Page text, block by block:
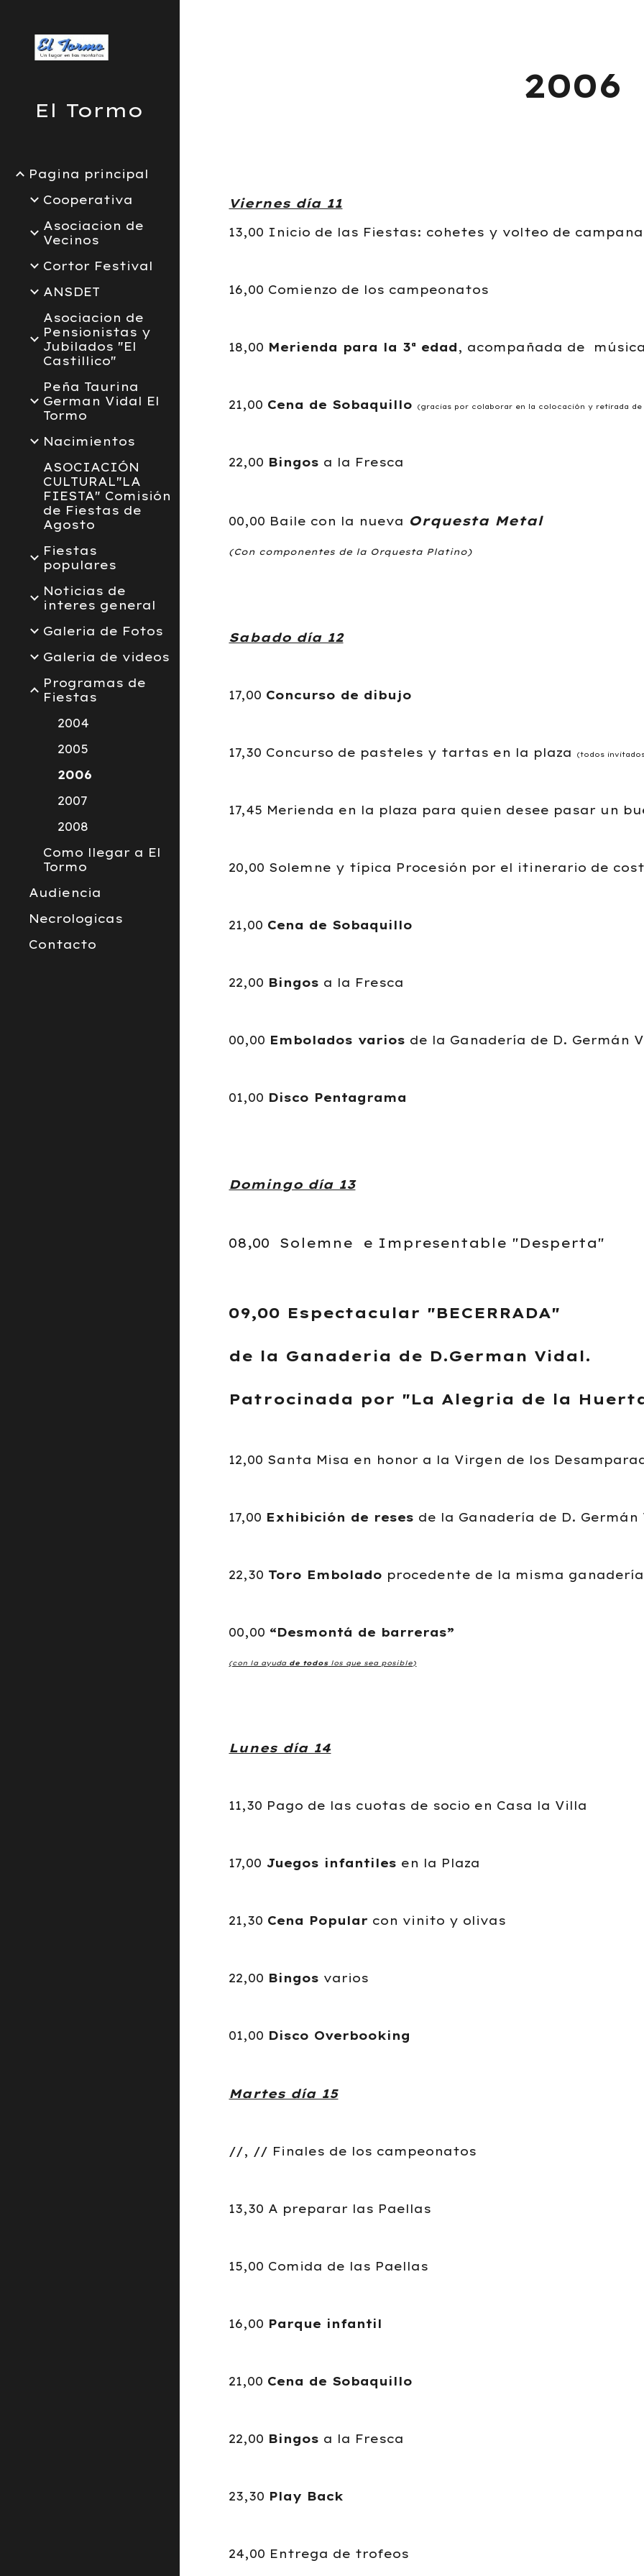
El Tormo
Pagina principal
Cooperativa
Asociacion de
Vecinos
Cortor Festival
ANSDET
Asociacion de
Pensionistas y
Jubilados "El
Castillico"
Peña Taurina
German Vidal El
Tormo
Nacimientos
ASOCIACIÓN
CULTURAL"LA
FIESTA" Comisión
de Fiestas de
Agosto
Fiestas
populares
Noticias de
interes general
Galeria de Fotos
Galeria de videos
Programas de
Fiestas
2004
2005
2006
2007
2008
Como llegar a El
Tormo
Audiencia
Necrologicas
Contacto
2006
Viernes día 11
13,00 Inicio de las Fiestas: cohetes y volteo de
16,00 Comienzo de los campeonatos
18,00 Merienda para la 3ª edad , acompañada de
21,00 Cena de Sobaquillo (gracias por colaborar en la colocación y retirada de
22,00 Bingos a la Fresca
00,00 Baile con la nueva Orquesta Metal
(Con componentes de la Orquesta Platino)
Sabado día 12
17,00 Concurso de dibujo
17,30 Concurso de pasteles y tartas en la plaza (todos
17,45 Merienda en la plaza para quien desee pasar un
20,00 Solemne y típica Procesión por el itinerario de
21,00 Cena de Sobaquillo
22,00 Bingos a la Fresca
00,00 Embolados varios de la Ganadería de D. Germán
01,00 Disco Pentagrama
Domingo día 13
08,00 Solemne e Impresentable "Desperta"
09,00 Espectacular "BECERRADA"
de la Ganaderia de D.German Vidal.
Patrocinada por "La Alegria de la
12,00 Santa Misa en honor a la Virgen de los
17,00 Exhibición de reses de la Ganadería de D. Germán
22,30 Toro Embolado procedente de la misma ganadería
00,00 “Desmontá de barreras”
(con la ayuda de todoslos que sea posible)
Lunes día 14
11,30 Pago de las cuotas de socio en Casa la Villa
17,00 Juegos infantiles en la Plaza
21,30 Cena Popular con vinito y olivas
22,00 Bingos varios
01,00 Disco Overbooking
Martes día 15
//, // Finales de los campeonatos
13,30 A preparar las Paellas
15,00 Comida de las Paellas
16,00 Parque infantil
21,00 Cena de Sobaquillo
22,00 Bingos a la Fresca
23,30 Play Back
24,00 Entrega de trofeos